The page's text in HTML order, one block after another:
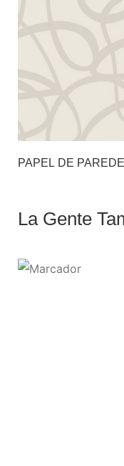
PAPEL DE
La Gente